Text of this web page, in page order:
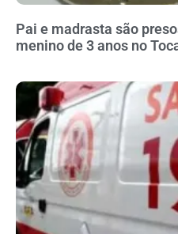
Pai e madrasta são
menino de 3 anos no